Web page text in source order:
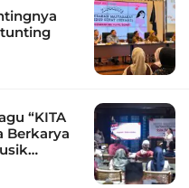
“KITA
Berkarya